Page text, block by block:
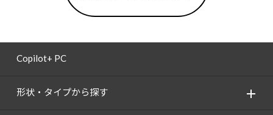
Copilot+ PC
形状・タイプから探す